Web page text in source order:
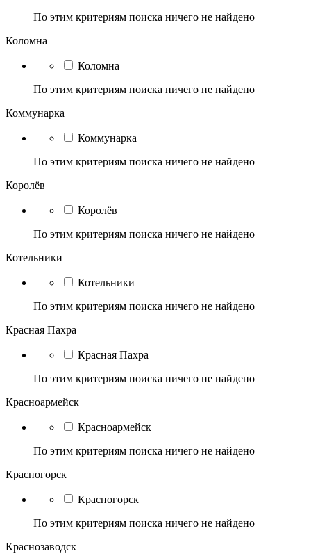
По этим критериям поиска ничего не найдено
Коломна
Коломна
По этим критериям поиска ничего не найдено
Коммунарка
Коммунарка
По этим критериям поиска ничего не найдено
Королёв
Королёв
По этим критериям поиска ничего не найдено
Котельники
Котельники
По этим критериям поиска ничего не найдено
Красная Пахра
Красная Пахра
По этим критериям поиска ничего не найдено
Красноармейск
Красноармейск
По этим критериям поиска ничего не найдено
Красногорск
Красногорск
По этим критериям поиска ничего не найдено
Краснозаводск